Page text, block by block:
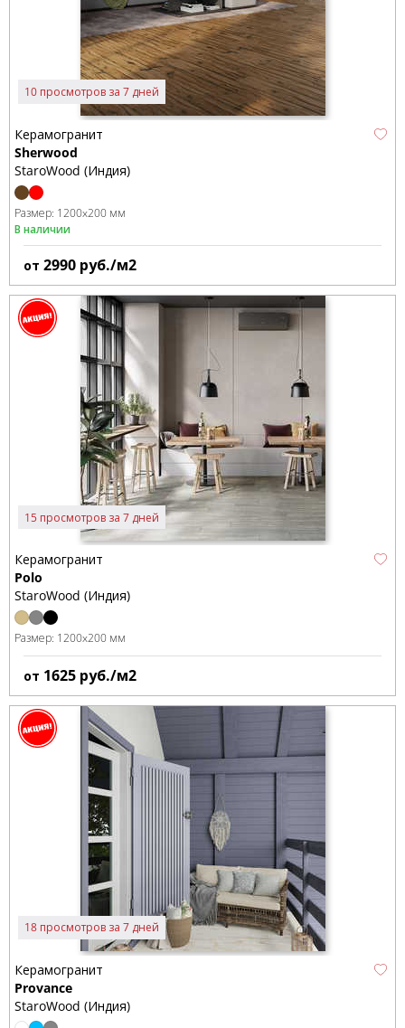
10 просмотров за 7 дней
Керамогранит
Sherwood
StaroWood (Индия)
Размер: 1200x200 мм
В наличии
от 2990 руб./м2
15 просмотров за 7 дней
Керамогранит
Polo
StaroWood (Индия)
Размер: 1200x200 мм
от 1625 руб./м2
18 просмотров за 7 дней
Керамогранит
Provance
StaroWood (Индия)